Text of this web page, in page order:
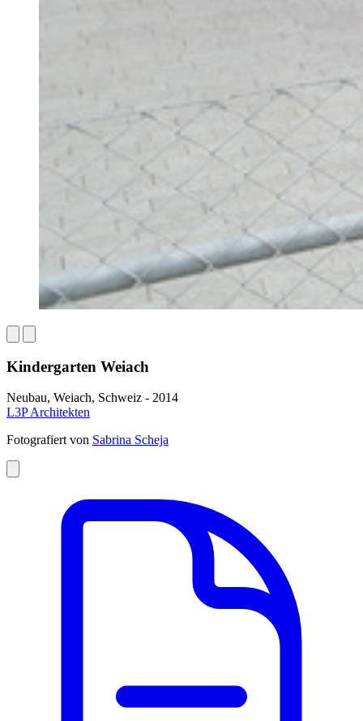
Kindergarten Weiach
Neubau, Weiach, Schweiz - 2014
L3P Architekten
Fotografiert von Sabrina Scheja